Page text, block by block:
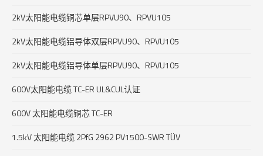
2kV太阳能电缆铜芯单层RPVU90、RPVU105
2kV太阳能电缆铝导体双层RPVU90、RPVU105
2kV太阳能电缆铝导体单层RPVU90、RPVU105
600V太阳能电缆 TC-ER UL&CUL认证
600V 太阳能电缆铜芯 TC-ER
1.5kV 太阳能电缆 2PfG 2962 PV1500-SWR TÜV